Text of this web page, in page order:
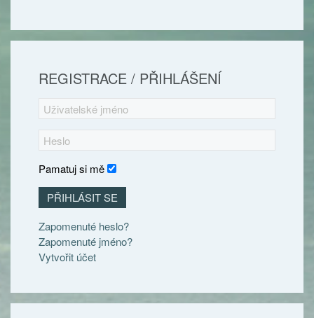
REGISTRACE / PŘIHLÁŠENÍ
Pamatuj si mě
PŘIHLÁSIT SE
Zapomenuté heslo?
Zapomenuté jméno?
Vytvořit účet